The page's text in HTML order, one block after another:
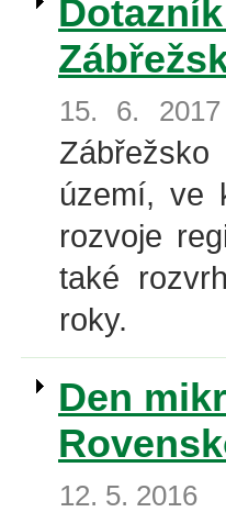
15. 6. 2017
území, ve
rozvoje
také
roky.
Den
12. 5. 2016